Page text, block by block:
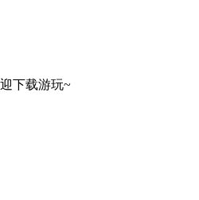
下载游玩~